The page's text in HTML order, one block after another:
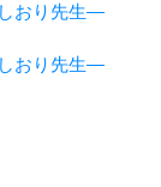
おり先生―
おり先生―